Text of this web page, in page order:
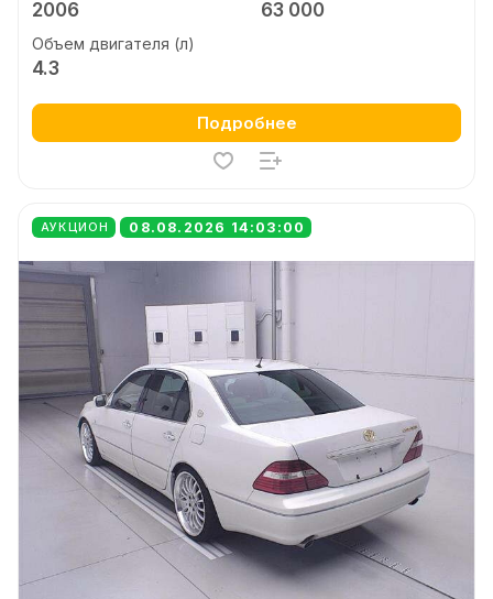
2006 63 000
Объем двигателя (л)
4.3
Подробнее
АУКЦИОН 08.08.2026 14:03:00